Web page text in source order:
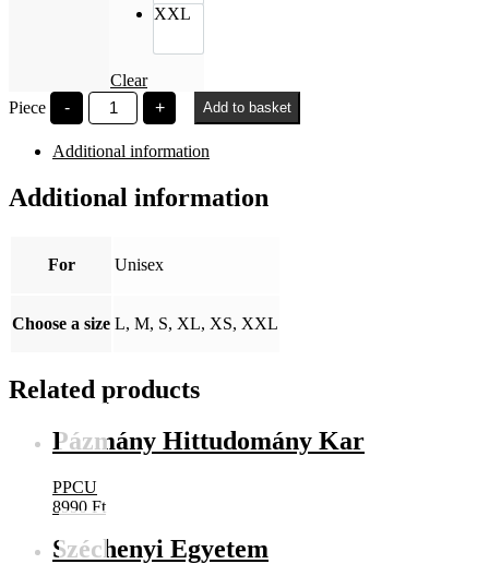
XXL
Clear
Piece
-
Széchenyi
István
quantity
+ Add to basket
Additional information
Additional information
For Unisex
Choose a size L, M, S, XL, XS, XXL
Related products
Pázmány Hittudomány Kar
PPCU
8990 Ft
Széchenyi Egyetem